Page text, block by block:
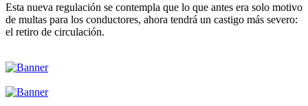
Esta nueva regulación se contempla que lo que antes era solo motivo
de multas para los conductores, ahora tendrá un castigo más severo:
el retiro de circulación.